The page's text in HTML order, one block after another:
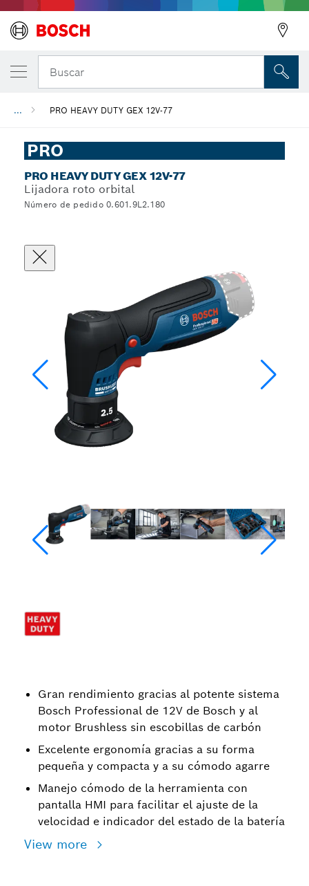
Buscar
... PRO HEAVY DUTY GEX 12V-77
PRO
PRO HEAVY DUTY GEX 12V-77
Lijadora roto orbital
Número de pedido 0.601.9L2.180
Gran rendimiento gracias al potente sistema
Bosch Professional de 12V de Bosch y al
motor Brushless sin escobillas de carbón
Excelente ergonomía gracias a su forma
pequeña y compacta y a su cómodo agarre
Manejo cómodo de la herramienta con
pantalla HMI para facilitar el ajuste de la
velocidad e indicador del estado de la batería
View more